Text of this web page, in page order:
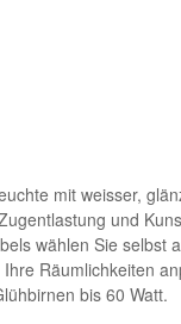
mit weisser,
und
wählen Sie selbst
Räumlichkeiten
bis 60 Watt.